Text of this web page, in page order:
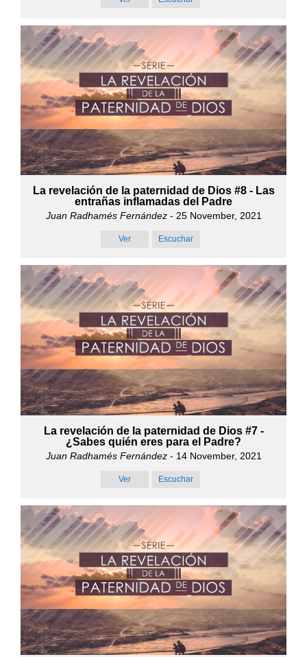
La revelación de la paternidad de Dios #8 - Las
entrañas inflamadas del Padre
Juan Radhamés Fernández- 25 November, 2021
Ver Escuchar
La revelación de la paternidad de Dios #7 -
¿Sabes quién eres para el Padre?
Juan Radhamés Fernández- 14 November, 2021
Ver Escuchar